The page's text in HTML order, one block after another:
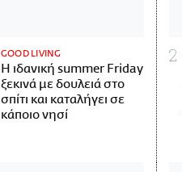
GOOD LIVING
Η ιδανική summer Friday
ξεκινά με δουλειά στο
σπίτι και καταλήγει σε
κάποιο νησί